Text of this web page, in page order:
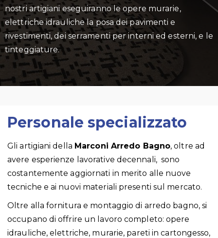
nostri artigiani eseguiranno le opere murarie,
elettriche idrauliche la posa dei pavimenti e
rivestimenti, dei serramenti per interni ed esterni, e le
tinteggiature.
Personale specializzato
Gli artigiani della Marconi Arredo Bagno, oltre ad
avere esperienze lavorative decennali, sono
costantemente aggiornati in merito alle nuove
tecniche e ai nuovi materiali presenti sul mercato.
Oltre alla fornitura e montaggio di arredo bagno, si
occupano di offrire un lavoro completo: opere
idrauliche, elettriche, murarie, pareti in cartongesso,